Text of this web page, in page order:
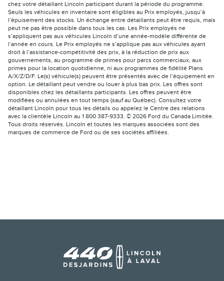
chez votre détaillant Lincoln participant durant la période du programme.
Seuls les véhicules en inventaire sont éligibles au Prix employés, jusqu’à
l’épuisement des stocks. Un échange entre détaillants peut être requis, mais
peut ne pas être possible dans tous les cas. Les Prix employés ne
s’appliquent pas aux véhicules Lincoln d’une année-modèle différente de
l’année en cours. Le Prix employés ne s’applique pas aux véhicules ayant
droit à l’assistance-compétitivité des prix, à la réduction de prix aux
gouvernements, au programme de primes pour parcs commerciaux, aux
primes pour la location quotidienne, ni aux programmes de fidélité Plans
A/X/Z/D/F. Le(s) véhicule(s) peuvent être présentés avec de l’équipement en
option. Le détaillant peut vendre ou louer à plus bas prix. Les offres sont
disponibles chez les détaillants participants. Les offres peuvent être
modifiées ou annulées en tout temps (sauf au Québec). Consultez votre
détaillant Lincoln pour tous les détails ou appelez le Centre des relations
avec la clientèle Lincoln au 1 800 387-9333. © 2026 Ford du Canada Limitée.
Tous droits réservés. Lincoln et toutes les marques associées sont des
marques de commerce de Ford ou de ses sociétés affiliées.